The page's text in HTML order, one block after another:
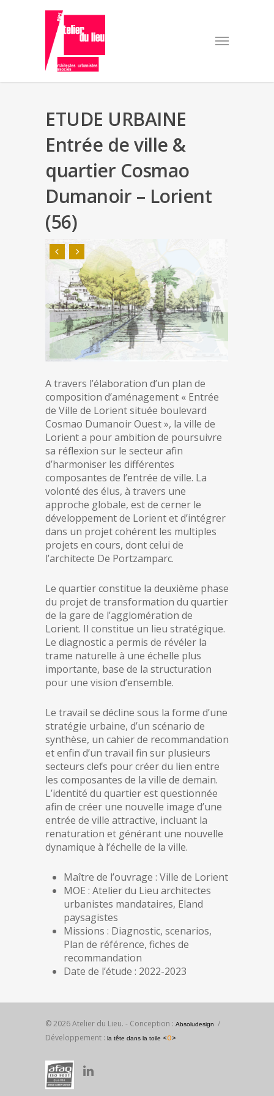
ETUDE URBAINE
Entrée de ville &
quartier Cosmao
Dumanoir – Lorient
(56)
A travers l’élaboration d’un plan de
composition d’aménagement « Entrée
de Ville de Lorient située boulevard
Cosmao Dumanoir Ouest », la ville de
Lorient a pour ambition de poursuivre
sa réflexion sur le secteur afin
d’harmoniser les différentes
composantes de l’entrée de ville. La
volonté des élus, à travers une
approche globale, est de cerner le
développement de Lorient et d’intégrer
dans un projet cohérent les multiples
projets en cours, dont celui de
l’architecte De Portzamparc.
Le quartier constitue la deuxième phase
du projet de transformation du quartier
de la gare de l’agglomération de
Lorient. Il constitue un lieu stratégique.
Le diagnostic a permis de révéler la
trame naturelle à une échelle plus
importante, base de la structuration
pour une vision d’ensemble.
Le travail se décline sous la forme d’une
stratégie urbaine, d’un scénario de
synthèse, un cahier de recommandation
et enfin d’un travail fin sur plusieurs
secteurs clefs pour créer du lien entre
les composantes de la ville de demain.
L’identité du quartier est questionnée
afin de créer une nouvelle image d’une
entrée de ville attractive, incluant la
renaturation et générant une nouvelle
dynamique à l’échelle de la ville.
Maître de l’ouvrage : Ville de Lorient
MOE : Atelier du Lieu architectes
urbanistes mandataires, Eland
paysagistes
Missions : Diagnostic, scenarios,
Plan de référence, fiches de
recommandation
Date de l’étude : 2022-2023
© 2026 Atelier du Lieu. - Conception : Absoludesign
/
Développement : la tête dans la toile <O>